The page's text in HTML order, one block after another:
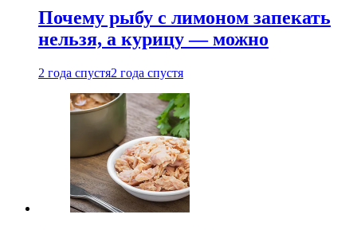
Почему рыбу с лимоном запекать
нельзя, а курицу — можно
2 года спустя2 года спустя